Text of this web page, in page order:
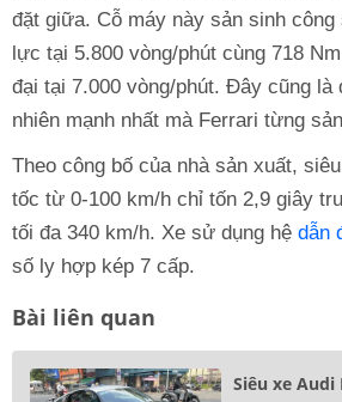
đặt giữa. Cỗ máy này sản sinh công
lực tại 5.800 vòng/phút cùng 718
đại tại 7.000 vòng/phút. Đây cũng
nhiên mạnh nhất mà Ferrari từng
Theo công bố của nhà sản xuất,
tốc từ 0-100 km/h chỉ tốn 2,9 giây
tối đa 340 km/h. Xe sử dụng hệ dẫn
số ly hợp kép 7 cấp.
Bài liên quan
Siêu xe